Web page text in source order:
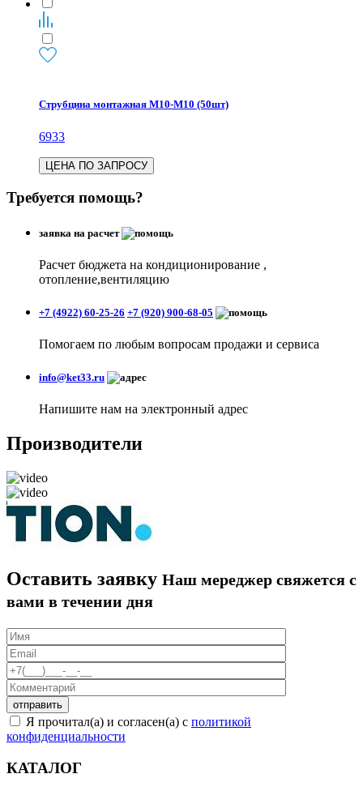
Струбцина монтажная М10-М10 (50шт)
6933
ЦЕНА ПО ЗАПРОСУ
Требуется помощь?
заявка на расчет
Расчет бюджета на кондиционирование ,
отопление,вентиляцию
+7 (4922) 60-25-26 +7 (920) 900-68-05
Помогаем по любым вопросам продажи и сервиса
info@ket33.ru
Напишите нам на электронный адрес
Производители
Оставить заявку Наш мереджер свяжется с
вами в течении дня
Я прочитал(а) и согласен(а) с политикой
конфиденциальности
КАТАЛОГ